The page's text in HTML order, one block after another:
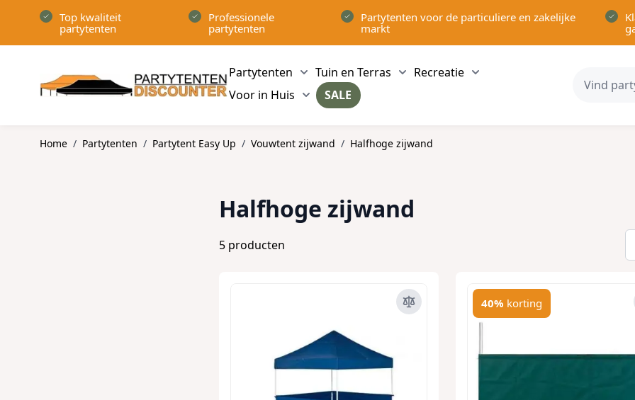
Top kwaliteit
partytenten
Professionele
partytenten
Partytenten voor de particuliere en zakelijke
markt
Partytenten
Show submenu for Partytenten category
Tuin en Terras
Show submenu for Tuin en Terras category
Recreatie
Show submenu for
Voor in Huis
Show submenu for Voor in Huis category
SALE
Home / Partytenten / Partytent Easy Up / Vouwtent zijwand / Halfhoge zijwand
Halfhoge zijwand
5producten
40% korting